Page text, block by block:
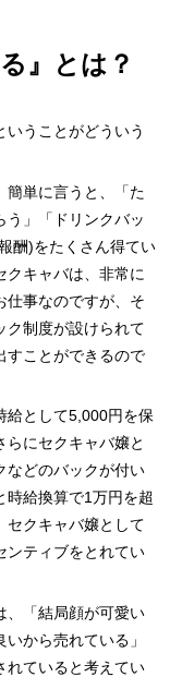
』とは？
いうことがどういう
簡単に言うと、「た
う」「ドリンクバッ
酬)をたくさん得てい
クキャバは、非常に
仕事なのですが、そ
ク制度が設けられて
すことができるので
給として5,000円を保
にセクキャバ嬢と
などのバックが付い
時給換算で1万円を超
セクキャバ嬢として
ンティブをとれてい
、「結局顔が可愛い
から売れている」
れていると考えてい